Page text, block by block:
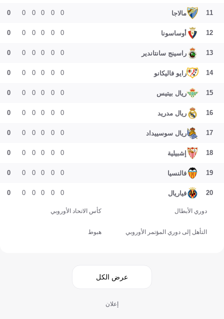
11 مالاجا 0
0
0
0
0
0
12 أوساسونا 0
0
0
0
0
0
13 راسينج سانتاندير 0
0
0
0
0
0
14 رايو فاليكانو 0
0
0
0
0
0
15 ريال بيتيس 0
0
0
0
0
0
16 ريال مدريد 0
0
0
0
0
0
17 ريال سوسييداد 0
0
0
0
0
0
18 إشبيلية 0
0
0
0
0
0
19 فالنسيا 0
0
0
0
0
0
20 فياريال 0
0
0
0
0
0
دوري الأبطال كأس الاتحاد الأوروبي
التأهل إلى دوري المؤتمر الأوروبي هبوط
عرض الكل
إعلان